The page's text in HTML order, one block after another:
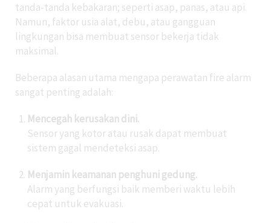
tanda-tanda kebakaran; seperti asap, panas, atau api.
Namun, faktor usia alat, debu, atau gangguan
lingkungan bisa membuat sensor bekerja tidak
maksimal.
Beberapa alasan utama mengapa perawatan fire alarm
sangat penting adalah:
Mencegah kerusakan dini.
Sensor yang kotor atau rusak dapat membuat
sistem gagal mendeteksi asap.
Menjamin keamanan penghuni gedung.
Alarm yang berfungsi baik memberi waktu lebih
cepat untuk evakuasi.